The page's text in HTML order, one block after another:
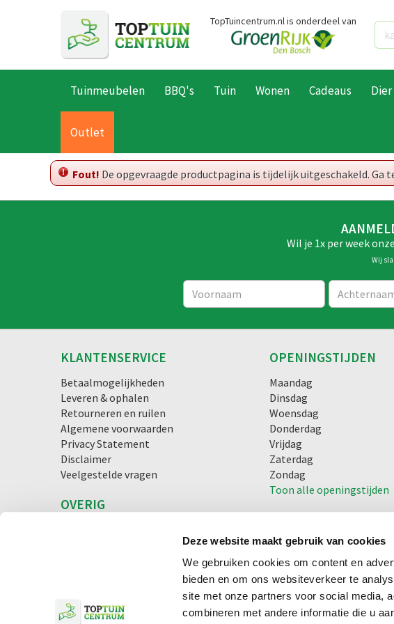
Deze website maakt gebruik van cookies
We gebruiken cookies om content en
bieden en om ons websiteverkeer te
site met onze partners voor social media,
combineren met andere informatie die u
Home
TopTuincentrum.nl is onderdeel van
Tuinmeubelen BBQ's Tuin Wonen Cadeaus Dier
Outlet
Fout! De opgevraagde productpagina is tijdelijk uitgeschakeld. Ga
Wil je 1x per week
Wij
KLANTENSERVICE
Betaalmogelijkheden
Leveren & ophalen
Retourneren en ruilen
Algemene voorwaarden
Privacy Statement
Disclaimer
Veelgestelde vragen
OVERIG
OPENINGSTIJDEN
Maandag
Dinsdag
Woensdag
Donderdag
Vrijdag
Zaterdag
Zondag
Toon alle openingstijden
Green Solutions Tuincentrum Overzicht